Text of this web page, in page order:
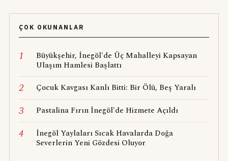
ÇOK OKUNANLAR
1
Büyükşehir, İnegöl'de Üç Mahalleyi Kapsayan
Ulaşım Hamlesi Başlattı
2 Çocuk Kavgası Kanlı Bitti: Bir Ölü, Beş Yaralı
3 Pastalina Fırın İnegöl'de Hizmete Açıldı
4
İnegöl Yaylaları Sıcak Havalarda Doğa
Severlerin Yeni Gözdesi Oluyor